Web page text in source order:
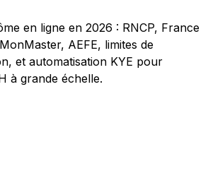
en ligne en 2026 : RNCP, France
AEFE, limites de
et automatisation KYE pour
à grande échelle.